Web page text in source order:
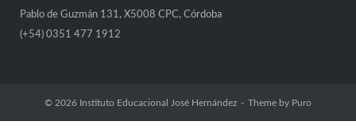
Pablo de Guzmán 131, X5008 CPC, Córdoba
(+54) 0351 477 1912
© 2026 Instituto Educacional José Hernández Theme by Puro